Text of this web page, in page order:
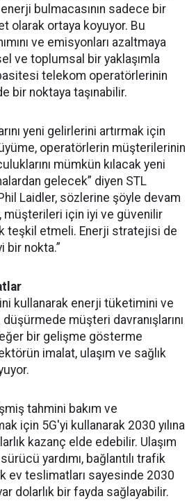
bulmacasının sadece bir
olarak ortaya koyuyor. Bu
ve emisyonları azaltmaya
ve toplumsal bir yaklaşımla
telekom operatörlerinin
bir noktaya taşınabilir.
yeni gelirlerini artırmak için
operatörlerin müşterilerinin
mümkün kılacak yeni
gelecek” diyen STL
Laidler, sözlerine şöyle devam
müşterileri için iyi ve güvenilir
teşkil etmeli. Enerji stratejisi de
bir nokta.”
kullanarak enerji tüketimini ve
müşteri davranışlarını
bir gelişme gösterme
imalat, ulaşım ve sağlık
tahmini bakım ve
için 5G'yi kullanarak 2030 yılına
kazanç elde edebilir. Ulaşım
yardımı, bağlantılı trafik
ev teslimatları sayesinde 2030
dolarlık bir fayda sağlayabilir.